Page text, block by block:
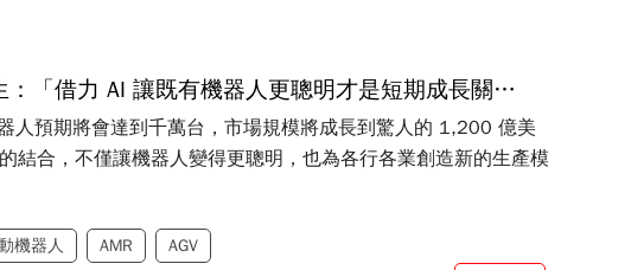
「借力 AI 讓既有機器人更聰明才是短期成長關
預期將會達到千萬台，市場規模將成長到驚人的 1,200 億美
結合，不僅讓機器人變得更聰明，也為各行各業創造新的生產模
機器人 AMR AGV